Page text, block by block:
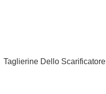
Taglierine Dello Scarificatore